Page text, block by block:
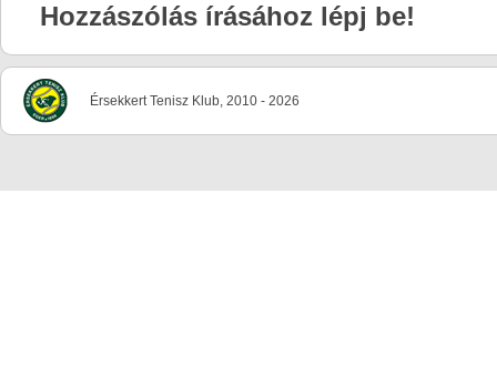
Hozzászólás írásához lépj be!
Érsekkert Tenisz Klub, 2010 - 2026